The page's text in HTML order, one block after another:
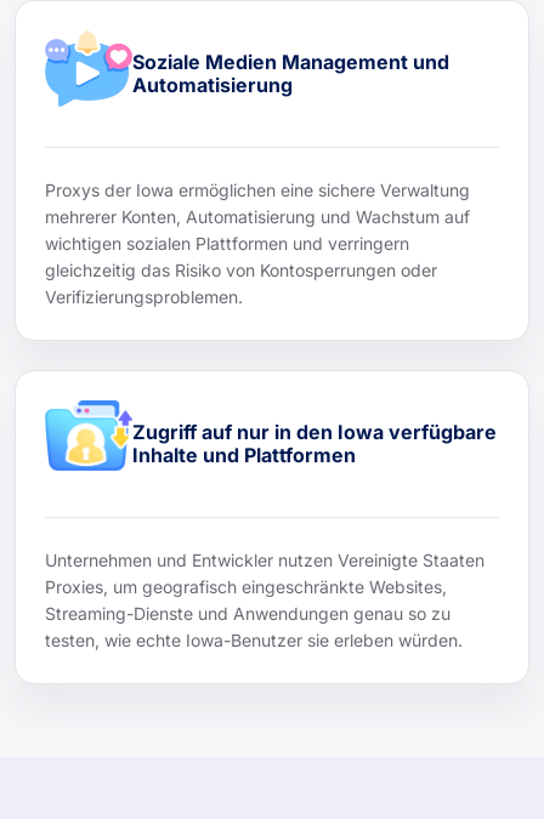
Soziale Medien Management und
Automatisierung
Proxys der Iowa ermöglichen eine sichere Verwaltung
mehrerer Konten, Automatisierung und Wachstum auf
wichtigen sozialen Plattformen und verringern
gleichzeitig das Risiko von Kontosperrungen oder
Verifizierungsproblemen.
Zugriff auf nur in den Iowa verfügbare
Inhalte und Plattformen
Unternehmen und Entwickler nutzen Vereinigte Staaten
Proxies, um geografisch eingeschränkte Websites,
Streaming-Dienste und Anwendungen genau so zu
testen, wie echte Iowa-Benutzer sie erleben würden.